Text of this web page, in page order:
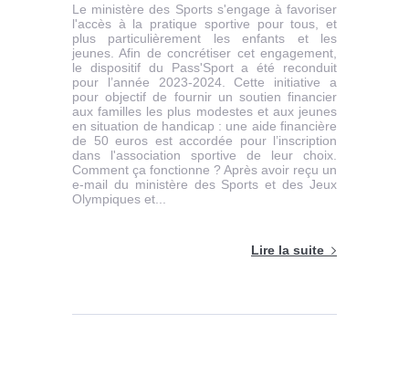
Le ministère des Sports s'engage à favoriser
l'accès à la pratique sportive pour tous, et
plus particulièrement les enfants et les
jeunes. Afin de concrétiser cet engagement,
le dispositif du Pass'Sport a été reconduit
pour l’année 2023-2024. Cette initiative a
pour objectif de fournir un soutien financier
aux familles les plus modestes et aux jeunes
en situation de handicap : une aide financière
de 50 euros est accordée pour l’inscription
dans l'association sportive de leur choix.
Comment ça fonctionne ? Après avoir reçu un
e-mail du ministère des Sports et des Jeux
Olympiques et...
Lire la suite